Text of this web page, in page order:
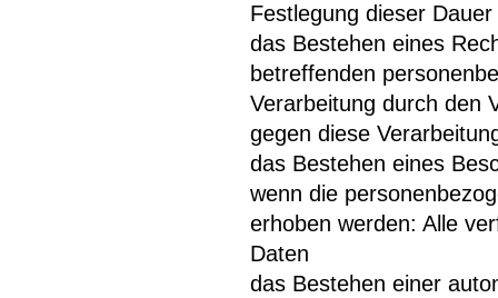
Festlegung dieser Dauer
das Bestehen eines
betreffenden
Verarbeitung durch den
gegen diese
das Bestehen eines
wenn die
erhoben werden: Alle
Daten
das Bestehen einer